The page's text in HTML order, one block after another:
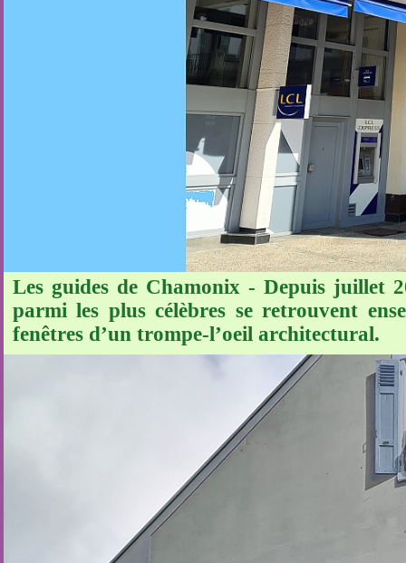
Les guides de Chamonix - Depuis juillet
parmi les plus célèbres se retrouvent
fenêtres d’un trompe-l’oeil architectural.